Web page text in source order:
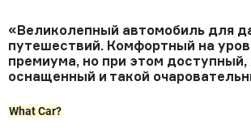
«Великолепный автомобиль для
путешествий. Комфортный на
премиума, но при этом
оснащенный и такой
What Car?